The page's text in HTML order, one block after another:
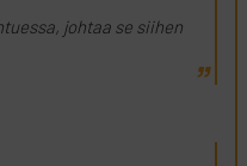
johtaa se siihen